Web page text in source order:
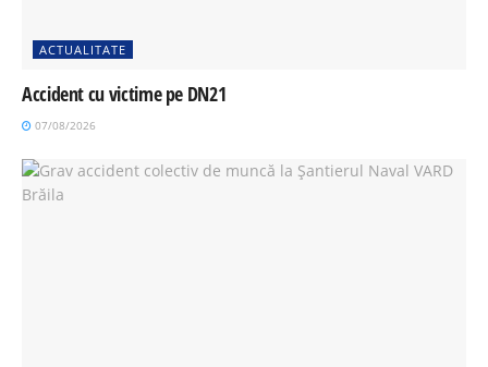
ACTUALITATE
Accident cu victime pe DN21
07/08/2026